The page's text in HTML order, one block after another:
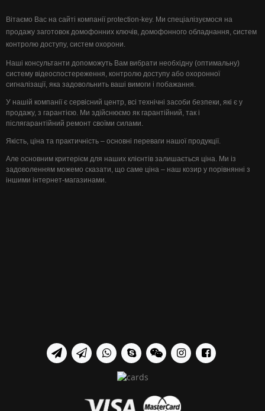
Вітаємо Вас на сайті компанії protection-key. Ми спеціалізуємося на
продажу заготовок домофонних ключів, домофонного обладнання, систем
контролю доступу, систем охорони.
Наші консультанти допоможуть Вам вибрати необхідну (оптимальну)
систему відеоспостереження, контролю доступу або охоронної
сигналізації, яка задовольнить ваші вимоги і побажання.
У нашій компанії є сервісний центр, всі технічні засоби безпеки, які є у
продажу, з гарантією. Ми здійснюємо як гарантійний, так і
післягарантійний ремонт своїми силами.
Якість, ціна та практичність – основні переваги нашої продукції.
Але основним критерієм для наших клієнтів залишається ціна. Ми із
задоволенням можемо сказати, що саме ціна – наш козир у порівнянні з
іншими інтернет-магазинами.